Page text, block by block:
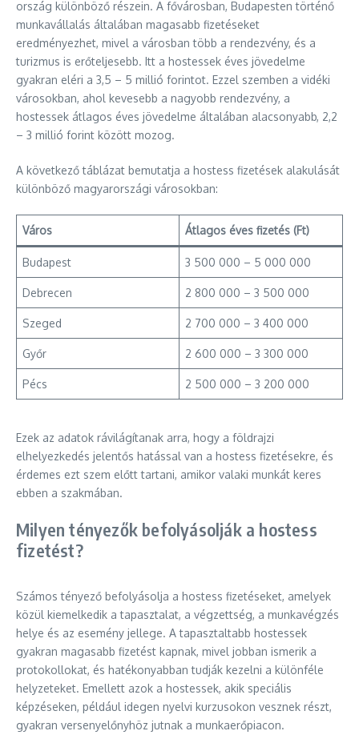
ország különböző részein. A fővárosban, Budapesten történő
munkavállalás általában magasabb fizetéseket
eredményezhet, mivel a városban több a rendezvény, és a
turizmus is erőteljesebb. Itt a hostessek éves jövedelme
gyakran eléri a 3,5 – 5 millió forintot. Ezzel szemben a vidéki
városokban, ahol kevesebb a nagyobb rendezvény, a
hostessek átlagos éves jövedelme általában alacsonyabb, 2,2
– 3 millió forint között mozog.
A következő táblázat bemutatja a hostess fizetések alakulását
különböző magyarországi városokban:
Város Átlagos éves fizetés (Ft)
Budapest 3 500 000 – 5 000 000
Debrecen 2 800 000 – 3 500 000
Szeged 2 700 000 – 3 400 000
Győr 2 600 000 – 3 300 000
Pécs 2 500 000 – 3 200 000
Ezek az adatok rávilágítanak arra, hogy a földrajzi
elhelyezkedés jelentős hatással van a hostess fizetésekre, és
érdemes ezt szem előtt tartani, amikor valaki munkát keres
ebben a szakmában.
Milyen tényezők befolyásolják a hostess
fizetést?
Számos tényező befolyásolja a hostess fizetéseket, amelyek
közül kiemelkedik a tapasztalat, a végzettség, a munkavégzés
helye és az esemény jellege. A tapasztaltabb hostessek
gyakran magasabb fizetést kapnak, mivel jobban ismerik a
protokollokat, és hatékonyabban tudják kezelni a különféle
helyzeteket. Emellett azok a hostessek, akik speciális
képzéseken, például idegen nyelvi kurzusokon vesznek részt,
gyakran versenyelőnyhöz jutnak a munkaerőpiacon.